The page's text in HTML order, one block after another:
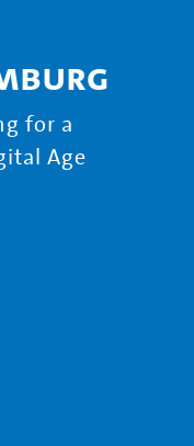
for a
Age